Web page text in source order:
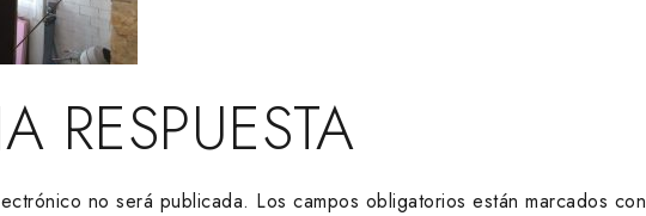
RESPUESTA
no será publicada. Los campos obligatorios están marcados con